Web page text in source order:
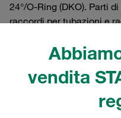
vendita
24°/O-Ring (DKO). Parti
raccordi per tubazioni e
interna di 24°. Per
Raccordi per